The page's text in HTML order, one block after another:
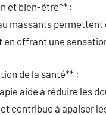
et bien-être** :
massants
en offrant une
de la santé** :
aide à réduire les
contribue à apaiser